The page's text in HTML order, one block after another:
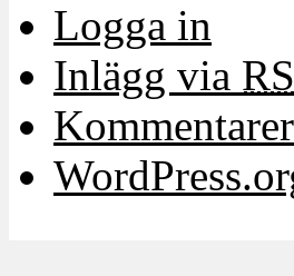
Logga in
Inlägg via